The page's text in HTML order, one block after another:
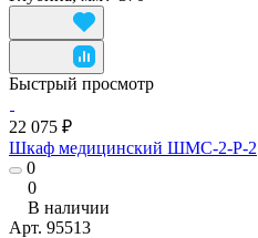
Быстрый просмотр
22 075 ₽
Шкаф медицинский ШМС-2-Р-2
0
0
В наличии
Арт. 95513